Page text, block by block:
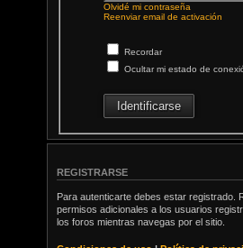
Olvidé mi contraseña
Reenviar email de activación
Recordar
Ocultar mi estado de
REGISTRARSE
Para autenticarte debes estar registrado.
permisos adicionales a los usuarios
los foros mientras navegas por el sitio.